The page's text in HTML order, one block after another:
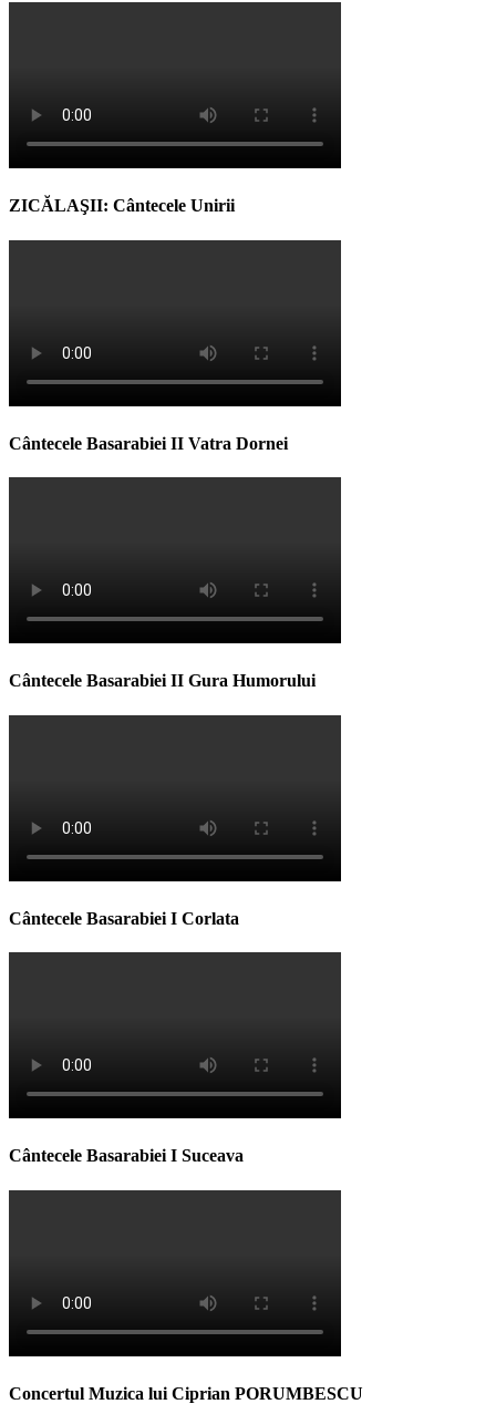
ZICĂLAŞII: Cântecele Unirii
Cântecele Basarabiei II Vatra Dornei
Cântecele Basarabiei II Gura Humorului
Cântecele Basarabiei I Corlata
Cântecele Basarabiei I Suceava
Concertul Muzica lui Ciprian PORUMBESCU